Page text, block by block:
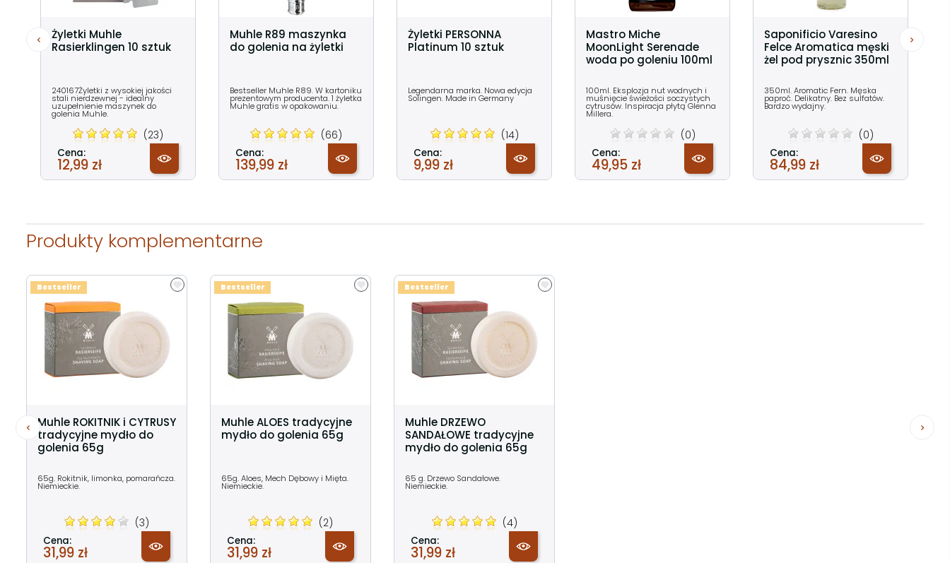
Żyletki Muhle
Rasierklingen 10 sztuk
240167Żyletki z wysokiej jakości
stali nierdzewnej - idealny
uzupełnienie maszynek do
golenia Muhle.
(23)
Cena:
12,99 zł
Muhle R89 maszynka
do golenia na żyletki
Bestseller Muhle R89. W kartoniku
prezentowym producenta. 1 żyletka
Muhle gratis w opakowaniu.
(66)
Cena:
139,99 zł
Żyletki PERSONNA
Platinum 10 sztuk
Legendarna marka. Nowa edycja
Solingen. Made in Germany
(14)
Cena:
9,99 zł
Mastro Miche
MoonLight Serenade
woda po goleniu 100ml
100ml. Eksplozja nut wodnych i
muśnięcie świeżości soczystych
cytrusów. Inspiracja płytą Glenna
Millera.
(0)
Cena:
49,95 zł
Saponificio Varesino
Felce Aromatica męski
żel pod prysznic 350ml
350ml. Aromatic Fern. Męska
paproć. Delikatny. Bez sulfatów.
Bardzo wydajny.
(0)
Cena:
84,99 zł
Produkty komplementarne
Muhle ROKITNIK i CYTRUSY
tradycyjne mydło do
golenia 65g
65g. Rokitnik, limonka, pomarańcza.
Niemieckie.
(3)
Cena:
31,99 zł
Bestseller
Muhle ALOES tradycyjne
mydło do golenia 65g
65g. Aloes, Mech Dębowy i Mięta.
Niemieckie.
(2)
Cena:
31,99 zł
Bestseller
Muhle DRZEWO
SANDAŁOWE tradycyjne
mydło do golenia 65g
65 g. Drzewo Sandałowe.
Niemieckie.
(4)
Cena:
31,99 zł
Bestseller